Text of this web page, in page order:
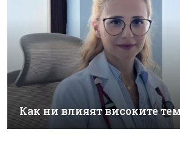
Как ни влияят високите